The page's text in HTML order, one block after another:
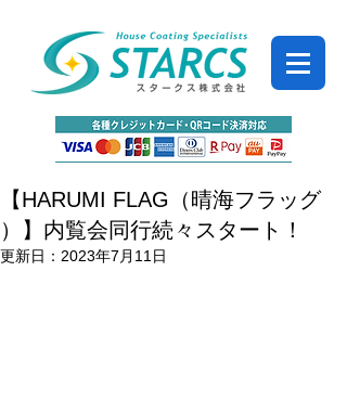
【HARUMI FLAG（晴海フラッグ
）】内覧会同行続々スタート！
更新日： 2023年7月11日